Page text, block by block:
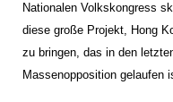
Nationalen Volkskongress
diese große Projekt, Hong
zu bringen, das in den
Massenopposition gelaufen